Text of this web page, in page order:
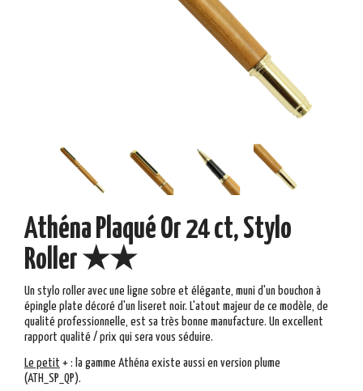
Athéna Plaqué Or 24 ct, Stylo
Roller ★★
Un stylo roller avec une ligne sobre et élégante, muni d'un bouchon à
épingle plate décoré d'un liseret noir. L'atout majeur de ce modèle, de
qualité professionnelle, est sa très bonne manufacture. Un excellent
rapport qualité / prix qui sera vous séduire.
Le petit + : la gamme Athéna existe aussi en version plume
(ATH_SP_QP).